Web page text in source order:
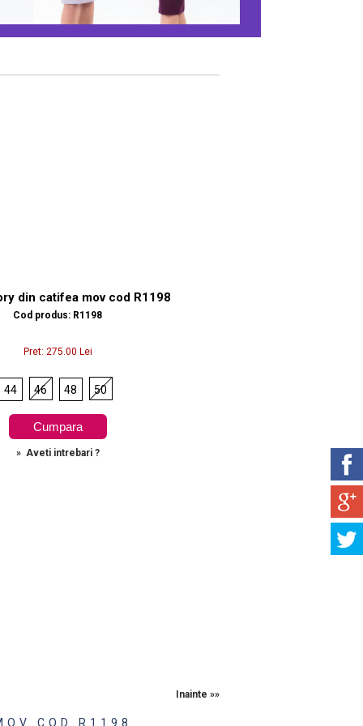
din catifea mov cod R1198
Cod produs: R1198
Pret: 275.00 Lei
44 46 48 50
» Aveti intrebari ?
Inainte »»
COD R1198